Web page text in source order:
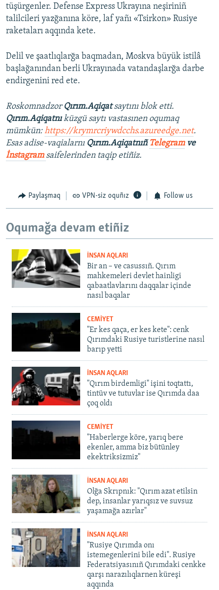
tüşürgenler. Defense Express Ukrayına neşiriniñ
talilcileri yazğanına köre, laf yañı «Tsirkon» Rusiye
raketaları aqqında kete.
Delil ve şaatlıqlarğa baqmadan, Moskva büyük istilâ
başlağanından berli Ukrayınada vatandaşlarğa darbe
endirgenini red ete.
Roskomnadzor Qırım.Aqiqatsaytını blok etti.
Qırım.Aqiqatnıküzgü saytı vastasınen oqumaq
mümkün:https://krymrcriywdcchs.azureedge.net.
Esas adise-vaqialarnı Qırım.Aqiqatnıñ Telegramve
İnstagram saifelerinden taqip etiñiz.
Paylaşmaq VPN-siz oquñız Follow us
Oqumağa devam etiñiz
İNSAN AQLARI
Bir an – ve casussıñ. Qırım
mahkemeleri devlet hainligi
qabaatlavlarını daqqalar içinde
nasıl baqalar
CEMİYET
"Er kes qaça, er kes kete": cenk
Qırımdaki Rusiye turistlerine nasıl
barıp yetti
İNSAN AQLARI
"Qırım birdemligi" işini toqtattı,
tintüv ve tutuvlar ise Qırımda daa
çoq oldı
CEMİYET
"Haberlerge köre, yarıq bere
ekenler, amma biz bütünley
ekektriksizmiz"
İNSAN AQLARI
Olğa Skrıpnık: "Qırım azat etilsin
dep, insanlar yarıqsız ve suvsuz
yaşamağa azırlar"
İNSAN AQLARI
"Rusiye Qırımda onı
istemegenlerini bile edi". Rusiye
Federatsiyasınıñ Qırımdaki cenkke
qarşı narazılıqlarnen küreşi
aqqında